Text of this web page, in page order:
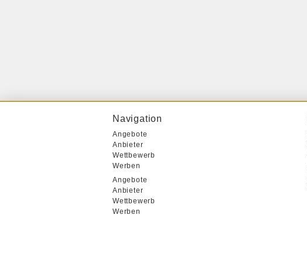
Navigation
Angebote
Anbieter
Wettbewerb
Werben
Angebote
Anbieter
Wettbewerb
Werben